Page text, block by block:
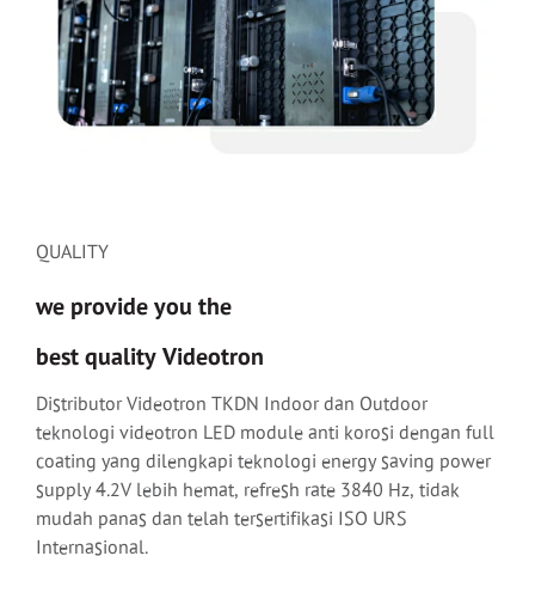
QUALITY
we provide you the
best quality Videotron
Distributor Videotron TKDN Indoor dan Outdoor
teknologi videotron LED module anti korosi dengan full
coating yang dilengkapi teknologi energy saving power
supply 4.2V lebih hemat, refresh rate 3840 Hz, tidak
mudah panas dan telah tersertifikasi ISO URS
Internasional.